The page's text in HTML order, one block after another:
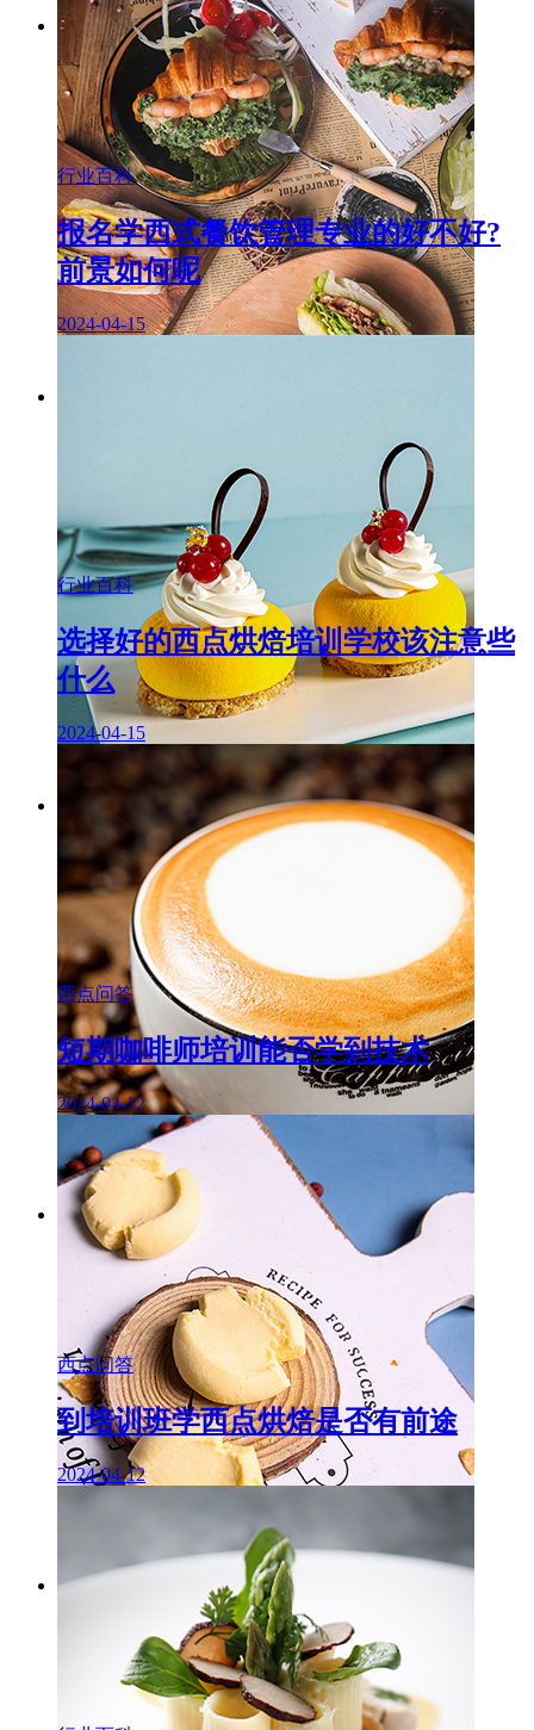
行业百科
报名学西式餐饮管理专业的好不好?
前景如何呢
2024-04-15
行业百科
选择好的西点烘焙培训学校该注意些
什么
2024-04-15
西点问答
短期咖啡师培训能否学到技术
2024-04-12
西点问答
到培训班学西点烘焙是否有前途
2024-04-12